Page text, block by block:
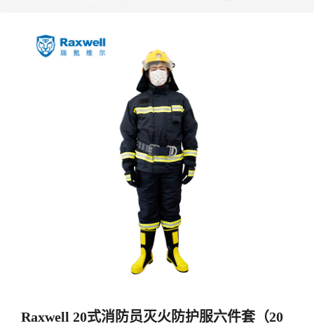
Raxwell 20式消防员灭火防护服六件套（20